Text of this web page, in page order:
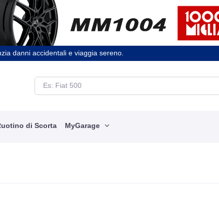
danni accidentali e viaggia sereno.
di Scorta MyGarage